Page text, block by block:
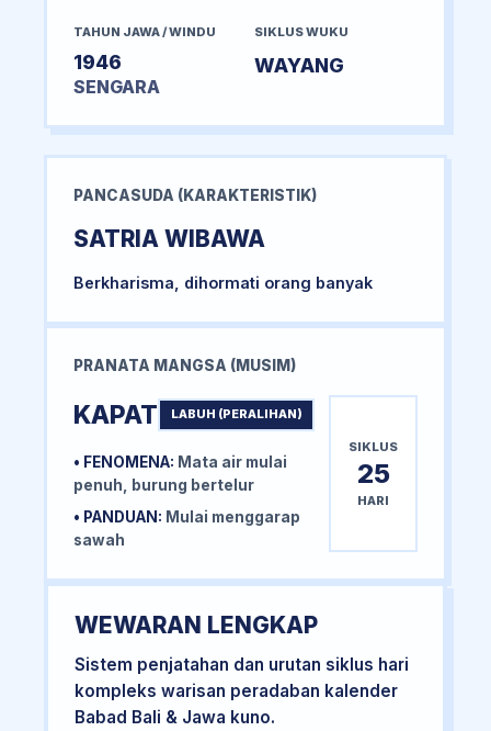
TAHUN JAWA / WINDU
1946
SENGARA
SIKLUS WUKU
WAYANG
PANCASUDA (KARAKTERISTIK)
SATRIA WIBAWA
Berkharisma, dihormati orang banyak
PRANATA MANGSA (MUSIM)
KAPAT LABUH (PERALIHAN)
• FENOMENA: Mata air mulai
penuh, burung bertelur
• PANDUAN: Mulai menggarap
sawah
SIKLUS
25
HARI
WEWARAN LENGKAP
Sistem penjatahan dan urutan siklus hari
kompleks warisan peradaban kalender
Babad Bali & Jawa kuno.